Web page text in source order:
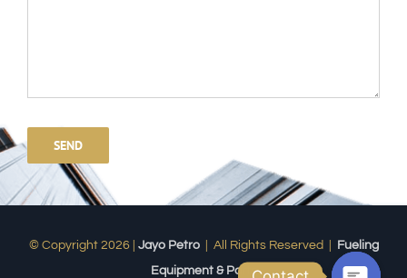
SEND
© Copyright 2026 | Jayo Petro| All Rights Reserved |
Fueling
Equipment & Parts